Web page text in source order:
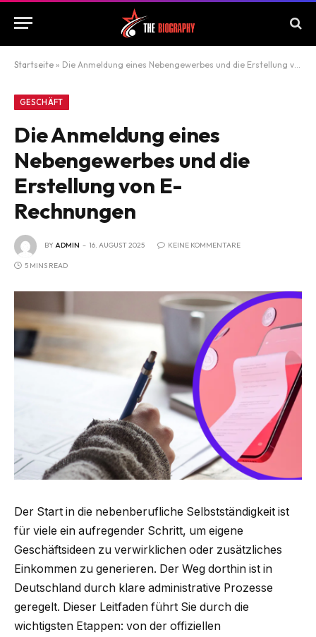
Startseite » Die Anmeldung eines Nebengewerbes und die Erstellung von E-Rechnungen
GESCHÄFT
Die Anmeldung eines
Nebengewerbes und die
Erstellung von E-
Rechnungen
BYADMIN 16. AUGUST 2025 KEINE KOMMENTARE
5 MINS READ
Der Start in die nebenberufliche Selbstständigkeit ist
für viele ein aufregender Schritt, um eigene
Geschäftsideen zu verwirklichen oder zusätzliches
Einkommen zu generieren. Der Weg dorthin ist in
Deutschland durch klare administrative Prozesse
geregelt. Dieser Leitfaden führt Sie durch die
wichtigsten Etappen: von der offiziellen